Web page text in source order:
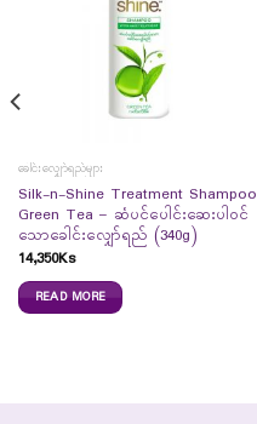
ခေါင်းလျှော်ရည်များ
Silk-n-Shine Treatment Shampoo
Green Tea – ဆံပင်ပေါင်းဆေးပါဝင်
သောခေါင်းလျှော်ရည် (340g)
14,350Ks
READ MORE